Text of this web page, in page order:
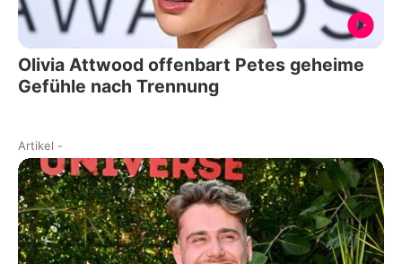
Olivia Attwood offenbart Petes geheime
Gefühle nach Trennung
Artikel -